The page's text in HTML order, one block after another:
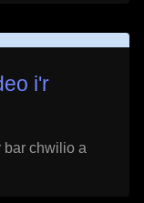
i'r
bar chwilio a